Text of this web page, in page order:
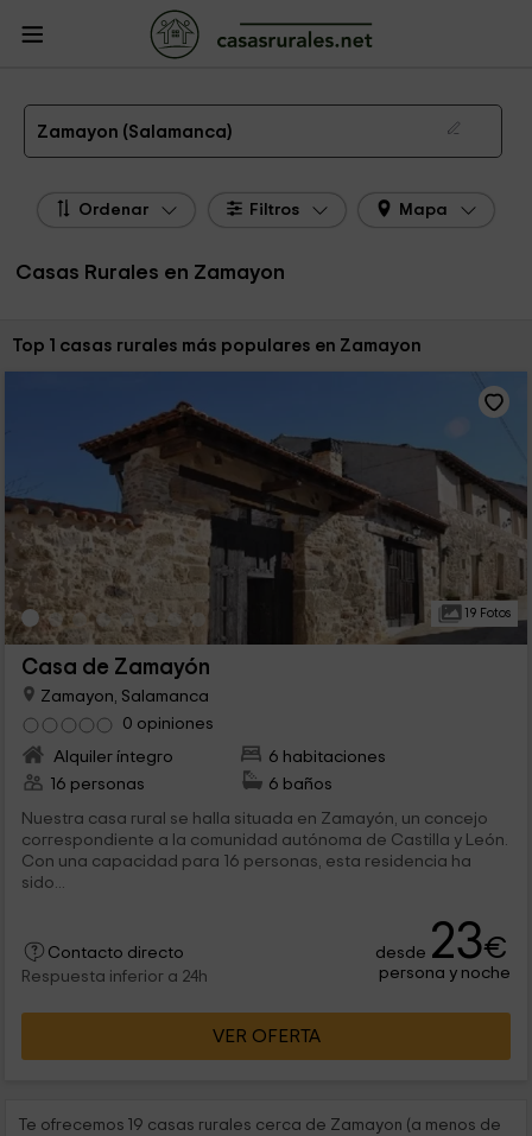
Casas Rurales
Rurales Salamanca
Casas Rurales Zamayon
Las 1 mejores casas rurales en Zamayon de 2026
Zamayon (Salamanca)
Ordenar Filtros Mapa
Casas Rurales en Zamayon
Ordenar por:
Top 1 casas rurales más populares en Zamayon
19 Fotos
Casa de Zamayón
Zamayon, Salamanca
0 opiniones
Alquiler íntegro
6 habitaciones
16 personas
6 baños
Nuestra casa rural se halla situada en Zamayón, un concejo
correspondiente a la comunidad autónoma de Castilla y León.
Con una capacidad para 16 personas, esta residencia ha
sido...
Contacto directo
Respuesta inferior a 24h
desde 23€
persona y noche
VER OFERTA
Te ofrecemos 19 casas rurales cerca de Zamayon (a menos de